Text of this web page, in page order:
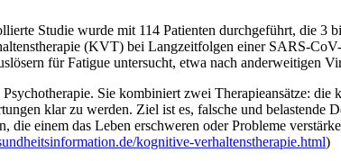
Studie wurde mit 114 Patienten durchgeführt, die 3
(KVT) bei Langzeitfolgen einer SARS-
für Fatigue untersucht, etwa nach anderweitigen
Sie kombiniert zwei Therapieansätze:
klar zu werden. Ziel ist es, falsche und belastende
die einem das Leben erschweren oder Probleme
kognitive-verhaltenstherapie.html)